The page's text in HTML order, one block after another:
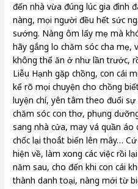
đến nhà vừa đúng lúc gia đình
nàng, mọi người đều hết sức
sướng. Nàng ôm lấy mẹ mà
hãy gắng lo chăm sóc cha mẹ,
không thể ăn ở như lần trước,
Liễu Hạnh gặp chồng, con cái
kể rõ mọi chuyện cho chồng
luyện chí, yên tâm theo đuổi
chăm sóc con thơ, phụng
sang nhà cửa, may vá quần áo
chốc lại thoắt biến lên mây…
hiện về, làm xong các việc rồi
năm sau, cho đến khi con cái
thành danh toại, nàng mới từ